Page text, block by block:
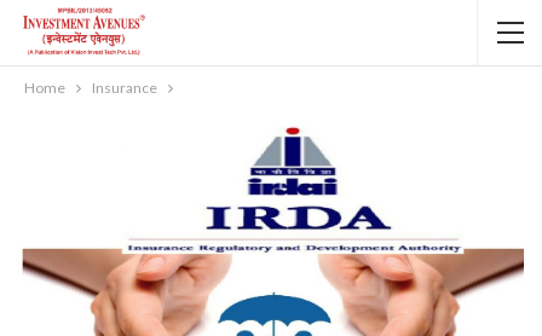
Home Insurance